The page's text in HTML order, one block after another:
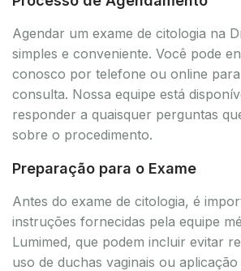
Agendar um exame de citologia na
simples e conveniente. Você pode
conosco por telefone ou online
consulta. Nossa equipe está
responder a quaisquer perguntas
sobre o procedimento.
Preparação para o Exame
Antes do exame de citologia, é
instruções fornecidas pela equipe
Lumimed, que podem incluir evitar
uso de duchas vaginais ou